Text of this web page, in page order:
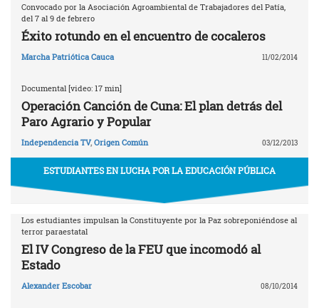
Convocado por la Asociación Agroambiental de Trabajadores del Patía,
del 7 al 9 de febrero
Éxito rotundo en el encuentro de cocaleros
Marcha Patriótica Cauca 11/02/2014
Documental [video: 17 min]
Operación Canción de Cuna: El plan detrás del
Paro Agrario y Popular
Independencia TV, Origen Común 03/12/2013
ESTUDIANTES EN LUCHA POR LA EDUCACIÓN PÚBLICA
Los estudiantes impulsan la Constituyente por la Paz sobreponiéndose al
terror paraestatal
El IV Congreso de la FEU que incomodó al
Estado
Alexander Escobar 08/10/2014